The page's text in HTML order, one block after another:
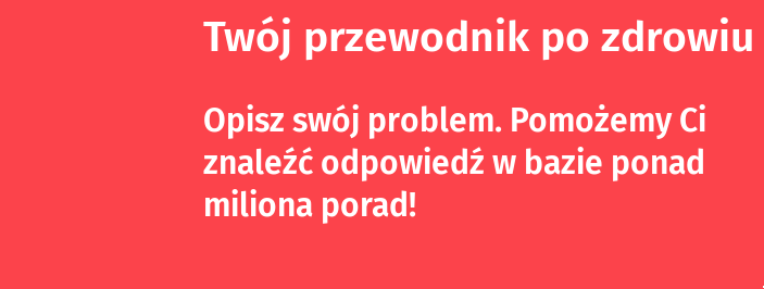
Twój przewodnik po zdrowiu
Opisz swój problem. Pomożemy Ci
znaleźć odpowiedź w bazie ponad
miliona porad!